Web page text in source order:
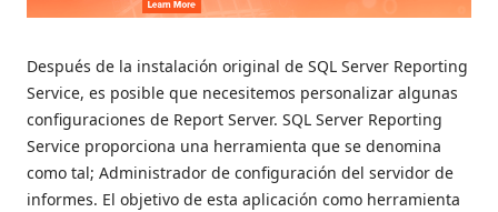
Después de la instalación original de SQL Server Reporting
Service, es posible que necesitemos personalizar algunas
configuraciones de Report Server. SQL Server Reporting
Service proporciona una herramienta que se denomina
como tal; Administrador de configuración del servidor de
informes. El objetivo de esta aplicación como herramienta